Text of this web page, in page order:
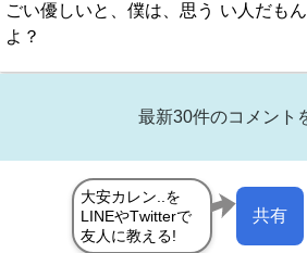
ごい優しいと、僕は、思う
よ？
い人だもん
最新30件のコメント
共有